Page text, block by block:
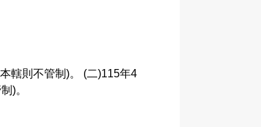
轄則不管制)。 (二)115年4
)。